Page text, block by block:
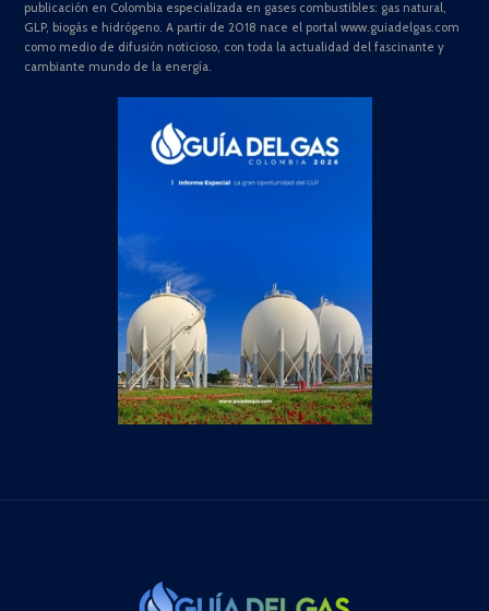
publicación en Colombia especializada en gases combustibles: gas natural,
GLP, biogás e hidrógeno. A partir de 2018 nace el portal www.guiadelgas.com
como medio de difusión noticioso, con toda la actualidad del fascinante y
cambiante mundo de la energía.